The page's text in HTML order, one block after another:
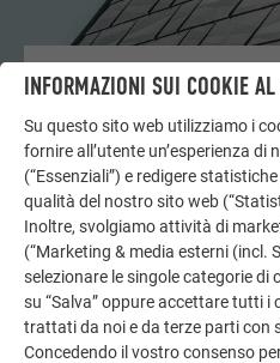
ALTRI OGGETTI
La galleria di riferimento
dell’alluminio. Scoprite altri
soluzioni in alluminio
impianti solari e facciate.
GUARDA ALTRE REFERENZE
INFORMAZIONI SUI COOKIE AL
Su questo sito web utilizziamo i
fornire all’utente un’esperienza di
(“Essenziali”) e redigere
qualità del nostro sito web
Inoltre, svolgiamo attività di
(“Marketing & media esterni (incl.
selezionare le singole categorie di
su “Salva” oppure accettare tutti
trattati da noi e da terze parti con
Concedendo il vostro consenso